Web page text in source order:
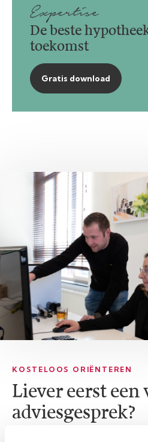
Expertise
De beste
toekomst
Gratis download
KOSTELOOS ORIËNTEREN
Liever eerst
adviesgesprek?
We begrijpen dat je je eerst